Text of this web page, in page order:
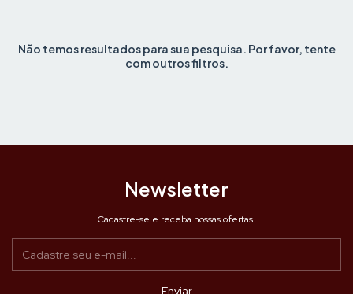
Não temos resultados para sua pesquisa. Por favor, tente
com outros filtros.
Newsletter
Cadastre-se e receba nossas ofertas.